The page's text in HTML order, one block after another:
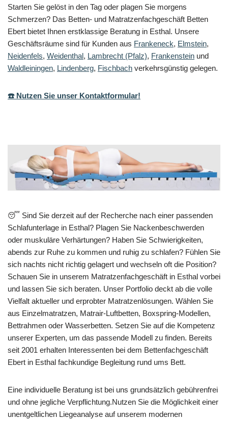
Starten Sie gelöst in den Tag oder plagen Sie morgens
Schmerzen? Das Betten- und Matratzenfachgeschäft Betten
Ebert bietet Ihnen erstklassige Beratung in Esthal. Unsere
Geschäftsräume sind für Kunden aus Frankeneck, Elmstein,
Neidenfels, Weidenthal, Lambrecht (Pfalz), Frankenstein und
Waldleiningen, Lindenberg, Fischbach verkehrsgünstig gelegen.
☎️ Nutzen Sie unser Kontaktformular!
😴 Sind Sie derzeit auf der Recherche nach einer passenden
Schlafunterlage in Esthal? Plagen Sie Nackenbeschwerden
oder muskuläre Verhärtungen? Haben Sie Schwierigkeiten,
abends zur Ruhe zu kommen und ruhig zu schlafen? Fühlen Sie
sich nachts nicht richtig gelagert und wechseln oft die Position?
Schauen Sie in unserem Matratzenfachgeschäft in Esthal vorbei
und lassen Sie sich beraten. Unser Portfolio deckt ab die volle
Vielfalt aktueller und erprobter Matratzenlösungen. Wählen Sie
aus Einzelmatratzen, Matrair-Luftbetten, Boxspring-Modellen,
Bettrahmen oder Wasserbetten. Setzen Sie auf die Kompetenz
unserer Experten, um das passende Modell zu finden. Bereits
seit 2001 erhalten Interessenten bei dem Bettenfachgeschäft
Ebert in Esthal fachkundige Begleitung rund ums Bett.
Eine individuelle Beratung ist bei uns grundsätzlich gebührenfrei
und ohne jegliche Verpflichtung.Nutzen Sie die Möglichkeit einer
unentgeltlichen Liegeanalyse auf unserem modernen